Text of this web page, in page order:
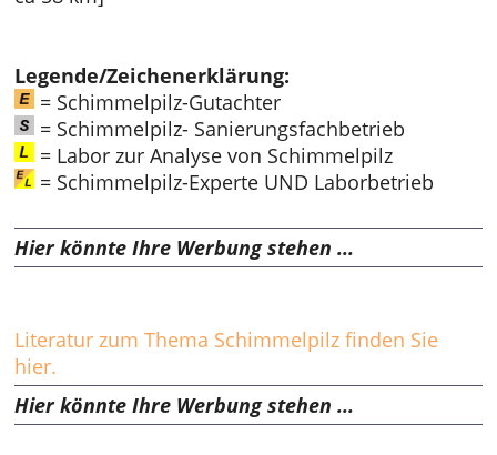
Legende/Zeichenerklärung:
= Schimmelpilz-Gutachter
= Schimmelpilz- Sanierungsfachbetrieb
= Labor zur Analyse von Schimmelpilz
= Schimmelpilz-Experte UND Laborbetrieb
Hier könnte Ihre Werbung stehen ...
Literatur zum Thema Schimmelpilz finden Sie
hier.
Hier könnte Ihre Werbung stehen ...